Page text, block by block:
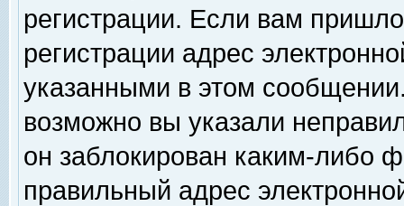
регистрации. Если вам
регистрации адрес
указанными в этом
возможно вы указали
он заблокирован каким-либо
правильный адрес